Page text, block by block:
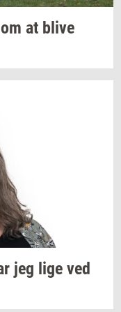
om at blive
jeg lige ved